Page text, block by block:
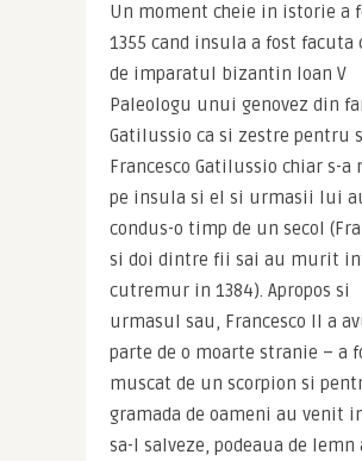
Un moment cheie in istorie a
1355 cand insula a fost facuta
de imparatul bizantin Ioan V
Paleologu unui genovez din
Gatilussio ca si zestre pentru
Francesco Gatilussio chiar s-a
pe insula si el si urmasii lui
condus-o timp de un secol
si doi dintre fii sai au murit
cutremur in 1384). Apropos si
urmasul sau, Francesco II a
parte de o moarte stranie – a
muscat de un scorpion si
gramada de oameni au venit
sa-l salveze, podeaua de lemn